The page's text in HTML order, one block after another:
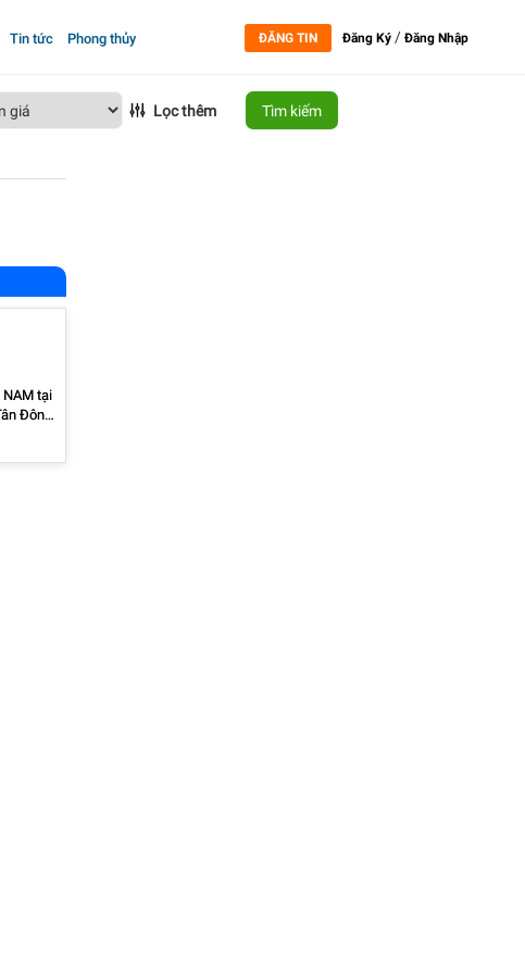
Tin tức Phong thủy ĐĂNG TIN Đăng Ký /Đăng Nhập
Lọc thêm Tìm kiếm